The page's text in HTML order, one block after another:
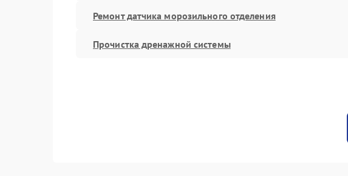
Ремонт датчика морозильного отделения
Прочистка дренажной системы